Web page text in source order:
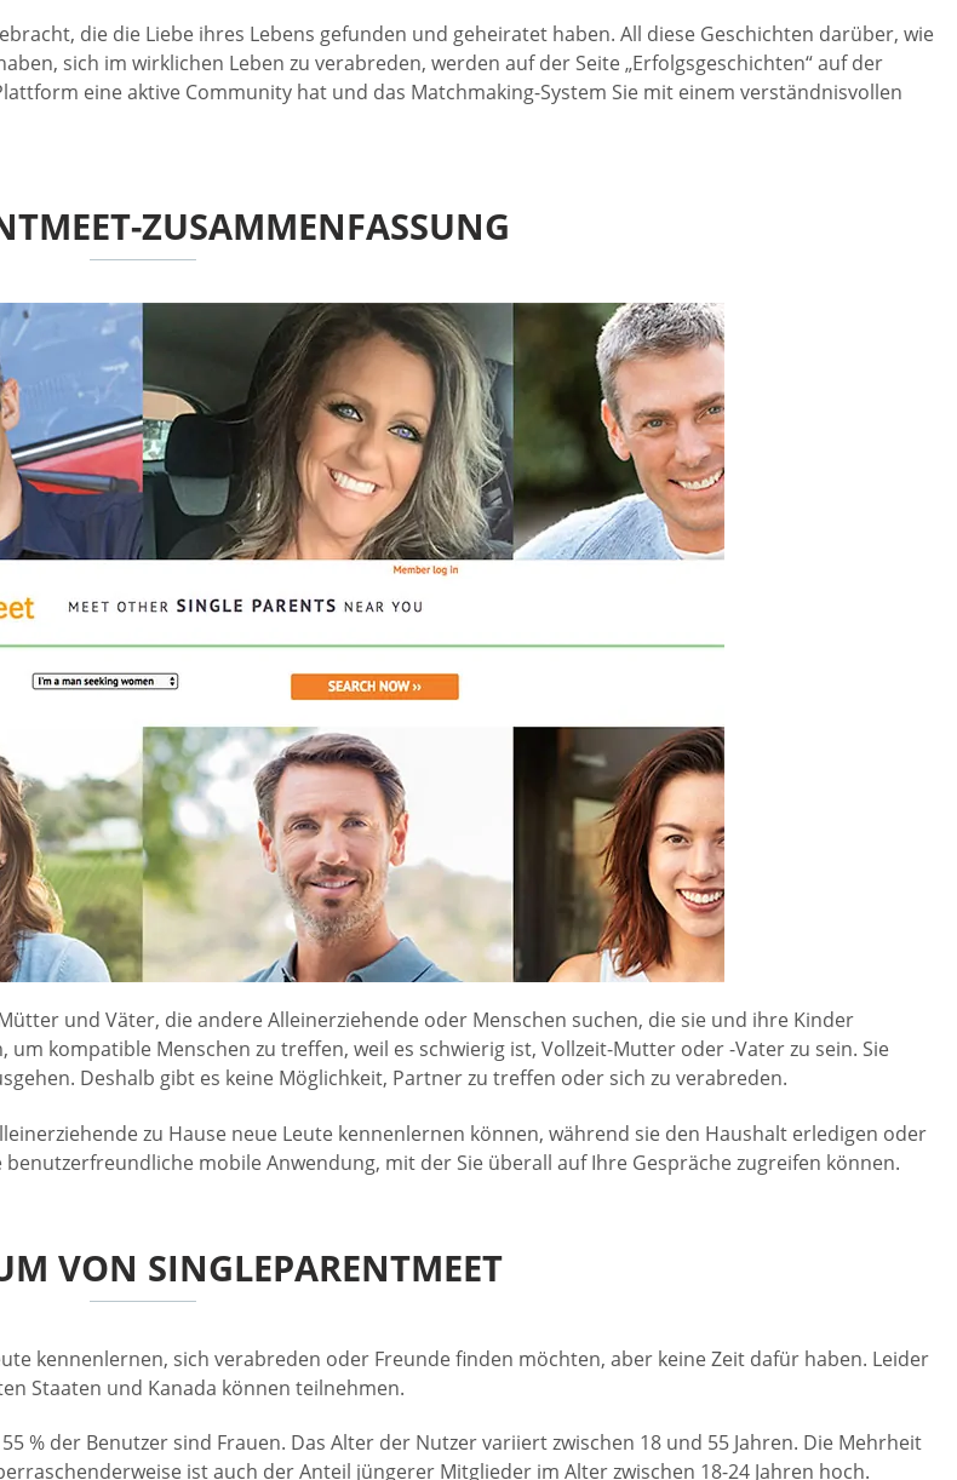
die die Liebe ihres Lebens gefunden und geheiratet haben. All diese Geschichten darüber, wie
sich im wirklichen Leben zu verabreden, werden auf der Seite „Erfolgsgeschichten“ auf der
eine aktive Community hat und das Matchmaking-System Sie mit einem verständnisvollen
ZUSAMMENFASSUNG
und Väter, die andere Alleinerziehende oder Menschen suchen, die sie und ihre Kinder
kompatible Menschen zu treffen, weil es schwierig ist, Vollzeit-Mutter oder -Vater zu sein. Sie
Deshalb gibt es keine Möglichkeit, Partner zu treffen oder sich zu verabreden.
zu Hause neue Leute kennenlernen können, während sie den Haushalt erledigen oder
mobile Anwendung, mit der Sie überall auf Ihre Gespräche zugreifen können.
VON SINGLEPARENTMEET
kennenlernen, sich verabreden oder Freunde finden möchten, aber keine Zeit dafür haben. Leider
Staaten und Kanada können teilnehmen.
% der Benutzer sind Frauen. Das Alter der Nutzer variiert zwischen 18 und 55 Jahren. Die Mehrheit
ist auch der Anteil jüngerer Mitglieder im Alter zwischen 18-24 Jahren hoch.